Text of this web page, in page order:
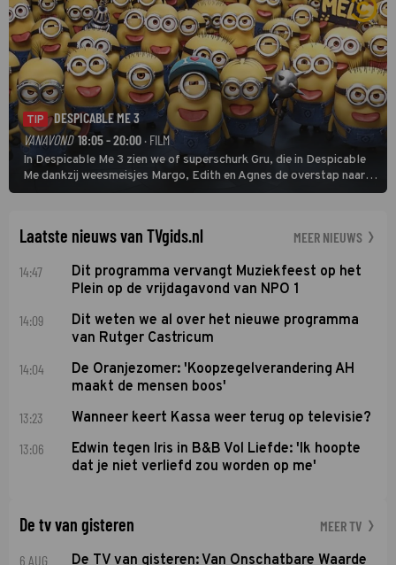
TIP
DESPICABLE ME 3
VANAVOND 18:05 - 20:00· FILM
In Despicable Me 3 zien we of superschurk Gru, die in Despicable
Me dankzij weesmeisjes Margo, Edith en Agnes de overstap naar
het rechte pad maakte, ook op dat pad weet te blijven.
Laatste nieuws van TVgids.nl MEER NIEUWS
14:47
Dit programma vervangt Muziekfeest op het
Plein op de vrijdagavond van NPO 1
14:09
Dit weten we al over het nieuwe programma
van Rutger Castricum
14:04
De Oranjezomer: 'Koopzegelverandering AH
maakt de mensen boos'
13:23 Wanneer keert Kassa weer terug op televisie?
13:06
Edwin tegen Iris in B&B Vol Liefde: 'Ik hoopte
dat je niet verliefd zou worden op me'
De tv van gisteren MEER TV
6 AUG
De TV van gisteren: Van Onschatbare Waarde